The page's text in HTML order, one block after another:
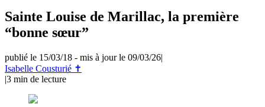
Sainte Louise de Marillac, la première
“bonne sœur”
publié le 15/03/18 - mis à jour le 09/03/26|
Isabelle Cousturié ✝
|3 min de lecture